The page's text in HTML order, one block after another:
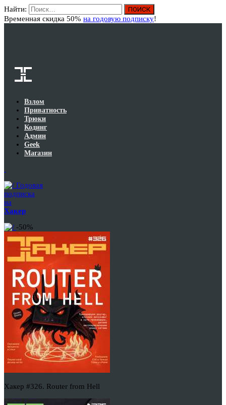
Найти:
Временная скидка 50% на годовую подписку!
Взлом
Приватность
Трюки
Кодинг
Админ
Geek
Магазин
Годовая
подписка
на
Хакер
-50%
Хакер #326. Router from Hell